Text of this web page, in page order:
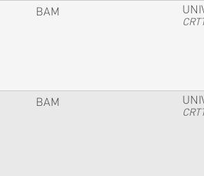
BAM
BAM